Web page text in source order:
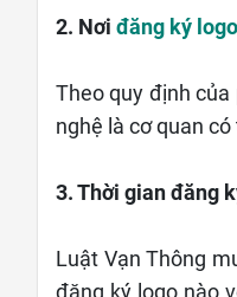
2. Nơi đăng ký
Theo quy định
nghệ là cơ quan
3. Thời gian đăng
Luật Vạn Thông
đăng ký logo nào